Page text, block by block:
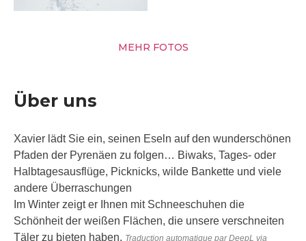
MEHR FOTOS
Über uns
Xavier lädt Sie ein, seinen Eseln auf den wunderschönen
Pfaden der Pyrenäen zu folgen… Biwaks, Tages- oder
Halbtagesausflüge, Picknicks, wilde Bankette und viele
andere Überraschungen
Im Winter zeigt er Ihnen mit Schneeschuhen die
Schönheit der weißen Flächen, die unsere verschneiten
Täler zu bieten haben. Traduction automatique par DeepL via